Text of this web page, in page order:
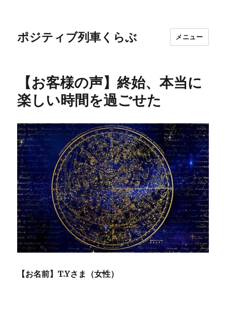
ポジティブ列車くらぶ メニュー
【お客様の声】終始、本当に
楽しい時間を過ごせた
【お名前】T.Yさま（女性）